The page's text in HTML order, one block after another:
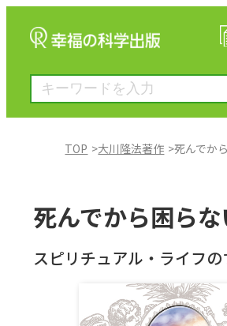
TOP 大川隆法著作 死んでか
死んでから困ら
スピリチュアル・ライフの